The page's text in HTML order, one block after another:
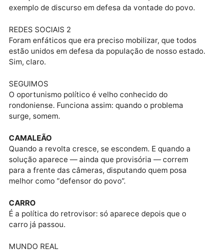
rodovia que sequer recebeu as melhorias
ANO LEITORAL
Mas, como sempre, há quem prefira transformar
indignação popular em palanque.
REDES SOCIAIS
No Instagram do prefeito de Cacoal, Adailton Fúria, e
do deputado federal Mauricio Carvalho, há um bom
REDES SOCIAIS 2
Foram enfáticos que era preciso mobilizar, que todos
estão unidos em defesa da população de nosso
Sim, claro.
SEGUIMOS
O oportunismo político é velho conhecido do
surge, somem.